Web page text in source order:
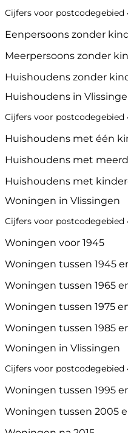
Cijfers voor postcodegebied
Eenpersoons zonder
Meerpersoons zonder
Huishoudens zonder
Huishoudens in
Cijfers voor postcodegebied
Huishoudens met één
Huishoudens met
Huishoudens met
Woningen in Vlissingen
Cijfers voor postcodegebied
Woningen voor 1945
Woningen tussen 1945
Woningen tussen 1965
Woningen tussen 1975
Woningen tussen 1985
Woningen in Vlissingen
Cijfers voor postcodegebied
Woningen tussen 1995
Woningen tussen 2005